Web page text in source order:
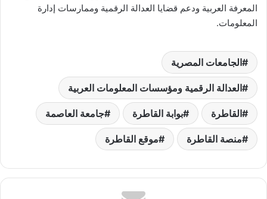
المعرفة العربية ودعم قضايا العدالة الرقمية وممارسات إدارة
المعلومات.
الجامعات المصرية
العدالة الرقمية ومؤسسات المعلومات العربية
القاطرة بوابة القاطرة جامعة العاصمة
منصة القاطرة موقع القاطرة